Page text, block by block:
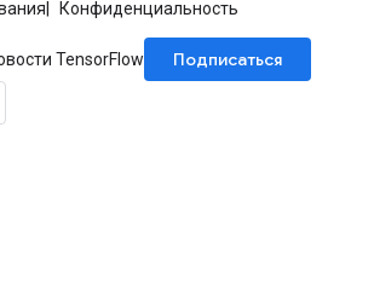
Конфиденциальность
TensorFlow
Подписаться